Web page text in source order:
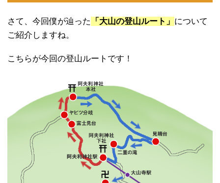
さて、今回僕が辿った 「大山の登山ルート」 について
ご紹介しますね。
こちらが今回の登山ルートです！